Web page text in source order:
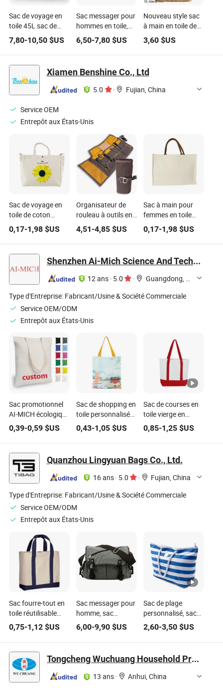
Sac de voyage en
toile 45L sac de
sport pour une nuit
ou un week-end
7,80-10,50 $US
Sac messager pour
hommes en toile,
sac bandoulière
croisé, sac vintage
6,50-7,80$US
Nouveau style sac
à main en toile de
coton unie avec
bouton
3,60$US
Xiamen Benshine Co., Ltd
5.0 · Fujian, China
Service OEM
Entrepôt aux États-Unis
Sac de voyage en
toile de coton
durable
surdimensionné
pour femmes, sac
de courses avec
poche
0,17-1,98 $US
Organisateur de
rouleau à outils en
toile cirée multi-
usages
4,51-4,85$US
Sac à main pour
femmes en toile
écologique de
haute qualité,
robuste et sur
plage en coton de
luxe
0,17-1,98$US
Shenzhen Ai-Mich Science And Technology Limited
12 ans · 5.0 ·
Guangdong, China
Type d'Entreprise: Fabricant/Usine & Société Commerciale
Service OEM/ODM
Entrepôt aux États-Unis
Sac promotionnel
AI-MICH écologique
personnalisé en
toile de coton
naturel, sac de
shopping
0,39-0,59 $US
Sac de shopping en
toile personnalisé
avec logo, grande
capacité, épais,
réutilisable,
poignées
0,43-1,05$US
Sac de courses en
toile vierge en
coton recyclé
naturel
personnalisé AI-
imprimé sur mesure
0,85-1,25$US
Quanzhou Lingyuan Bags Co., Ltd.
16 ans· 5.0 ·
Fujian, China
Type d'Entreprise: Fabricant/Usine & Société Commerciale
Service OEM/ODM
Entrepôt aux États-Unis
Sac fourre-tout en
toile réutilisable
écologique
promotionnel
vierge avec logo
imprimé
personnalisé, sac
en lin
0,75-1,12 $US
Sac messager pour
homme, sac
d'école, sac à
épaule unique en
toile, sac vintage à
bandoulière, sac
pour ordinateur
portable
6,00-9,90$US
Sac de plage
personnalisé, sac
de shopping en
gros, sac de plage
en coton de haute
2,60-3,50$US
Tongcheng Wuchuang Household Products Co., Ltd.
13 ans·
Anhui, China